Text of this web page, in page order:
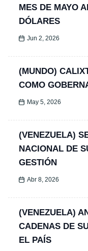
MES DE MAYO
DÓLARES
Jun 2, 2026
(MUNDO)
COMO
May 5, 2026
(VENEZUELA)
NACIONAL DE
GESTIÓN
Abr 8, 2026
(VENEZUELA)
CADENAS DE
EL PAÍS